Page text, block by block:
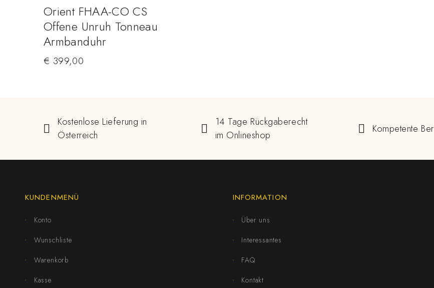
Orient FHAA-CO CS
Offene Unruh Tonneau
Armbanduhr
€ 399,00
Kostenlose Lieferung in
Österreich
14 Tage Rückgaberecht
im Onlineshop
Kompetente
KUNDENMENÜ
Konto
Wunschliste
Warenkorb
Kasse
INFORMATION
Über uns
Interessantes
FAQ
Kontakt